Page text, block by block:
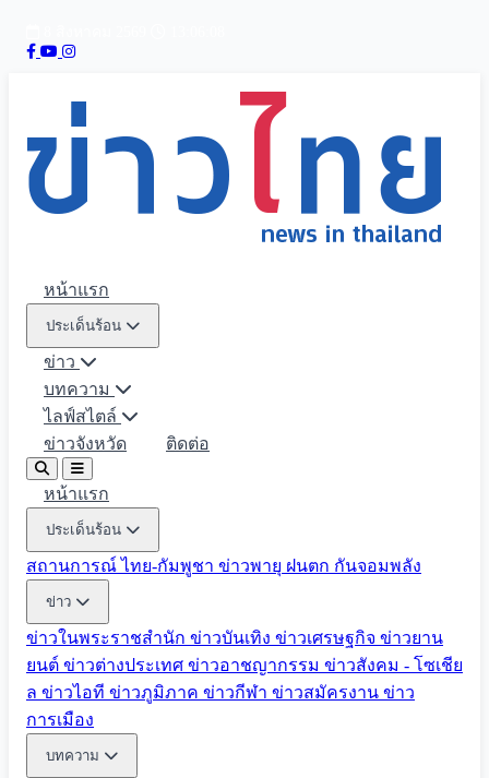
หน้าแรก
ประเด็นร้อน
ข่าว
บทความ
ไลฟ์สไตล์
ข่าวจังหวัด
ติดต่อ
หน้าแรก
ประเด็นร้อน
สถานการณ์ ไทย-กัมพูชา ข่าวพายุ ฝนตก กันจอมพลัง
ข่าว
ข่าวในพระราชสำนัก ข่าวบันเทิง ข่าวเศรษฐกิจ ข่าวยาน
ยนต์ ข่าวต่างประเทศ ข่าวอาชญากรรม ข่าวสังคม - โซเชีย
ล ข่าวไอที ข่าวภูมิภาค ข่าวกีฬา ข่าวสมัครงาน ข่าว
การเมือง
บทความ